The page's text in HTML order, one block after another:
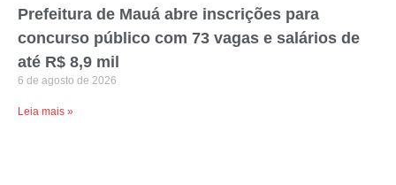
Prefeitura de Mauá abre inscrições para
concurso público com 73 vagas e salários de
até R$ 8,9 mil
6 de agosto de 2026
Leia mais »